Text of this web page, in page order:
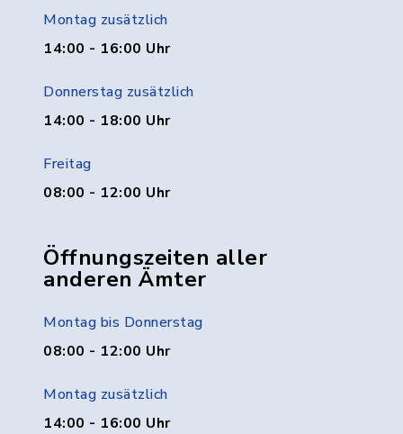
Montag zusätzlich
14:00 - 16:00 Uhr
Donnerstag zusätzlich
14:00 - 18:00 Uhr
Freitag
08:00 - 12:00 Uhr
Öffnungszeiten aller
anderen Ämter
Montag bis Donnerstag
08:00 - 12:00 Uhr
Montag zusätzlich
14:00 - 16:00 Uhr